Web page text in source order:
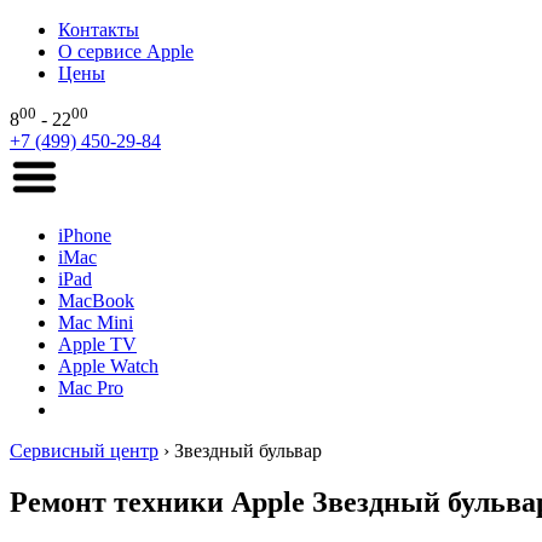
Контакты
О сервисе Apple
Цены
800 - 2200
+7 (499) 450-29-84
iPhone
iMac
iPad
MacBook
Mac Mini
Apple TV
Apple Watch
Mac Pro
Сервисный центр › Звездный бульвар
Ремонт техники Apple Звездный